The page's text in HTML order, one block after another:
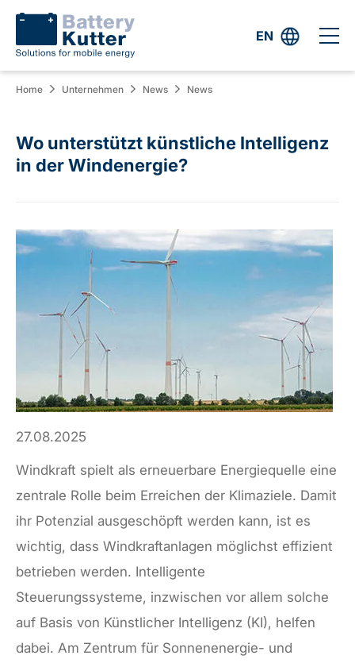
EN
Home Unternehmen News News
Wo unterstützt künstliche Intelligenz
in der Windenergie?
27.08.2025
Windkraft spielt als erneuerbare Energiequelle eine
zentrale Rolle beim Erreichen der Klimaziele. Damit
ihr Potenzial ausgeschöpft werden kann, ist es
wichtig, dass Windkraftanlagen möglichst effizient
betrieben werden. Intelligente
Steuerungssysteme, inzwischen vor allem solche
auf Basis von Künstlicher Intelligenz (KI), helfen
dabei. Am Zentrum für Sonnenenergie- und